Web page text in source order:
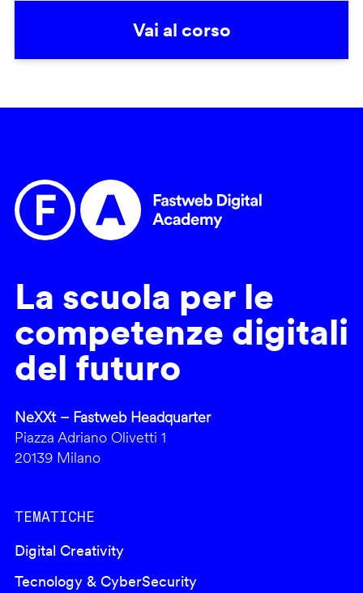
Vai al corso
La scuola per le
competenze digitali
del futuro
NeXXt – Fastweb Headquarter
Piazza Adriano Olivetti 1
20139 Milano
TEMATICHE
Digital Creativity
Tecnology & CyberSecurity